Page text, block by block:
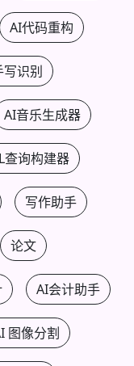
AI代码重构
写识别
AI音乐生成器
查询构建器
写作助手
论文
AI会计助手
图像分割